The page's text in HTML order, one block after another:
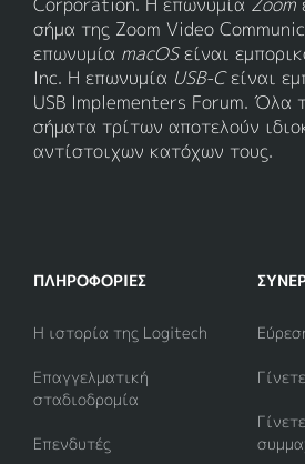
σήμα της Zoom Video
επωνυμία macOSείναι
Inc. Η επωνυμία USB-Cείναι
USB Implementers Forum. Όλα
σήματα τρίτων αποτελούν
αντίστοιχων κατόχων τους.
ΠΛΗΡΟΦΟΡΊΕΣ
Η ιστορία της Logitech
Επαγγελματική
σταδιοδρομία
Επενδυτές